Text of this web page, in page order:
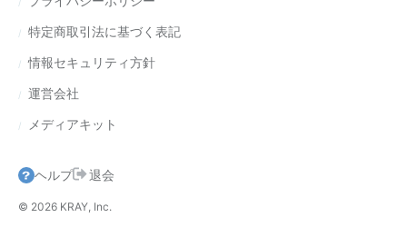
特定商取引法に基づく表記
情報セキュリティ方針
運営会社
メディアキット
ヘルプ 退会
© 2026 KRAY, Inc.